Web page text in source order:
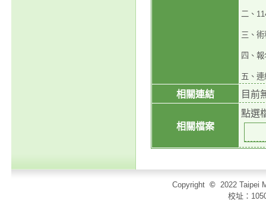
二、
三、
四、
五、
相關連結 目前
相關檔案
點選
Copyright © 2022 Taipei
校址：